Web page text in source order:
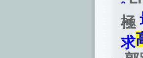
極
求